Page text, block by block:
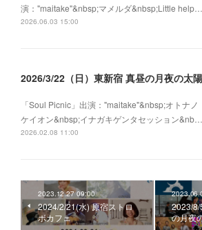
演："maitake"&nbsp;マメルダ&nbsp;Little help…
2026.06.03 15:00
2026/3/22（日）東新宿 真昼の月夜の太陽
「Soul Picnic」出演："maitake"&nbsp;オトナノ
ケイオン&nbsp;イナガキゲンタセッション&nb…
2026.02.08 11:00
2023.12.27 09:00
2024/2/21(水) 原宿ストロ
ボカフェ
2023/8/
の月夜